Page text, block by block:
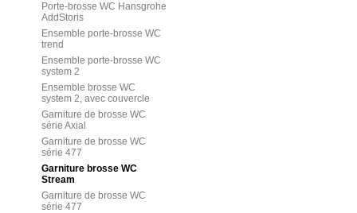
Porte-brosse WC Hansgrohe
AddStoris
Ensemble porte-brosse WC
trend
Ensemble porte-brosse WC
system 2
Ensemble brosse WC
system 2, avec couvercle
Garniture de brosse WC
série Axial
Garniture de brosse WC
série 477
Garniture brosse WC
Stream
Garniture de brosse WC
série 477